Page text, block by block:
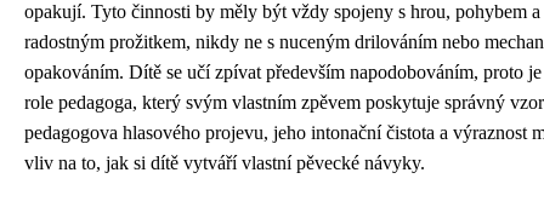
opakují. Tyto činnosti by měly být vždy spojeny s hrou, pohybem a
radostným prožitkem, nikdy ne s nuceným drilováním nebo
opakováním. Dítě se učí zpívat především napodobováním, proto
role pedagoga, který svým vlastním zpěvem poskytuje správný
pedagogova hlasového projevu, jeho intonační čistota a výraznost
vliv na to, jak si dítě vytváří vlastní pěvecké návyky.